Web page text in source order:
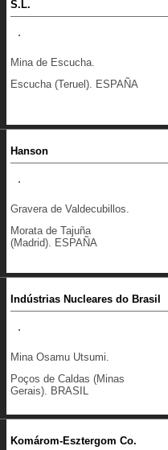
S.L.
Mina de Escucha.
Escucha (Teruel). ESPAÑA
Hanson
Gravera de Valdecubillos.
Morata de Tajuña
(Madrid). ESPAÑA
Indústrias Nucleares do Brasil
Mina Osamu Utsumi.
Poços de Caldas (Minas
Gerais). BRASIL
Komárom-Esztergom Co.